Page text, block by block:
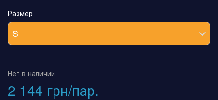
Размер
S
Нет в наличии
2 144 грн/пар.